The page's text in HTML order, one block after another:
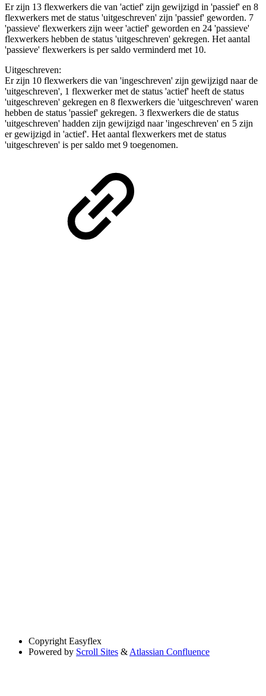
Er zijn 13 flexwerkers die van 'actief' zijn gewijzigd in 'passief' en 8
flexwerkers met de status 'uitgeschreven' zijn 'passief' geworden. 7
'passieve' flexwerkers zijn weer 'actief' geworden en 24 'passieve'
flexwerkers hebben de status 'uitgeschreven' gekregen. Het aantal
'passieve' flexwerkers is per saldo verminderd met 10.
Uitgeschreven:
Er zijn 10 flexwerkers die van 'ingeschreven' zijn gewijzigd naar de
'uitgeschreven', 1 flexwerker met de status 'actief' heeft de status
'uitgeschreven' gekregen en 8 flexwerkers die 'uitgeschreven' waren
hebben de status 'passief' gekregen. 3 flexwerkers die de status
'uitgeschreven' hadden zijn gewijzigd naar 'ingeschreven' en 5 zijn
er gewijzigd in 'actief'. Het aantal flexwerkers met de status
'uitgeschreven' is per saldo met 9 toegenomen.
Copyright Easyflex
Powered by Scroll Sites & Atlassian Confluence